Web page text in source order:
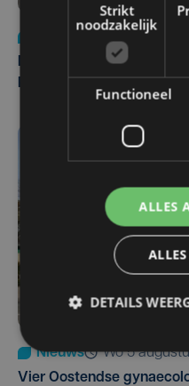
di 4
Man en vrouw dood
Nieuws
wo 5
Vier Oostendse
Strikt
noodzakelijk
Functioneel
ALLES
DETAILS